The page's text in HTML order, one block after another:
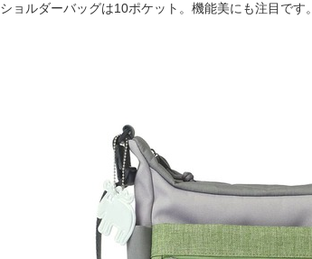
ショルダーバッグは10ポケット。機能美にも注目です。